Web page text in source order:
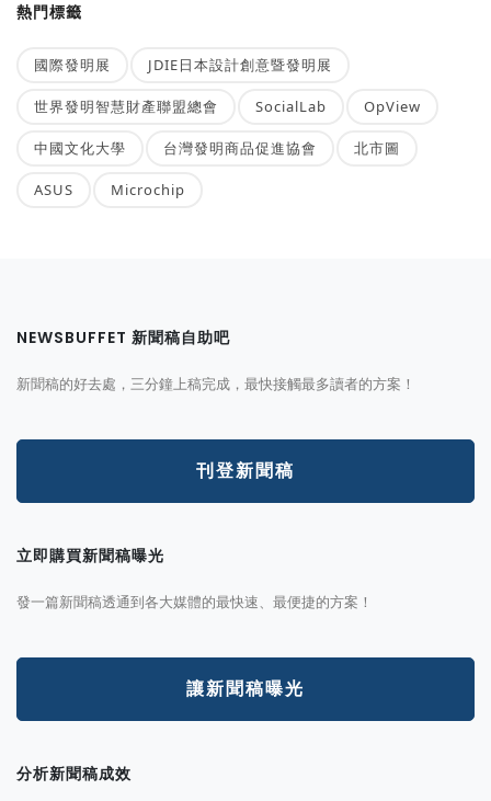
熱門標籤
國際發明展 JDIE日本設計創意暨發明展
世界發明智慧財產聯盟總會 SocialLab OpView
中國文化大學 台灣發明商品促進協會 北市圖
ASUS Microchip
NEWSBUFFET 新聞稿自助吧
新聞稿的好去處，三分鐘上稿完成，最快接觸最多讀者的方案！
刊登新聞稿
立即購買新聞稿曝光
發一篇新聞稿透通到各大媒體的最快速、最便捷的方案！
讓新聞稿曝光
分析新聞稿成效